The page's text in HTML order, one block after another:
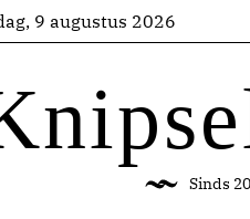
9 augustus 2026
Sinds